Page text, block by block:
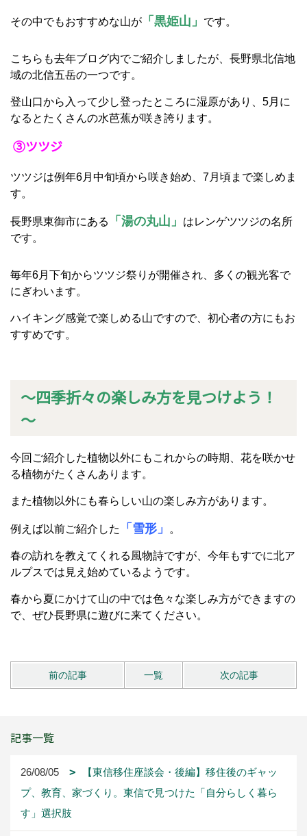
その中でもおすすめな山が 「黒姫山」 です。
こちらも去年ブログ内でご紹介しましたが、長野県北信地
域の北信五岳の一つです。
登山口から入って少し登ったところに湿原があり、5月に
なるとたくさんの水芭蕉が咲き誇ります。
③ツツジ
ツツジは例年6月中旬頃から咲き始め、7月頃まで楽しめま
す。
長野県東御市にある 「湯の丸山」
はレンゲツツジの名所
です。
毎年6月下旬からツツジ祭りが開催され、多くの観光客で
にぎわいます。
ハイキング感覚で楽しめる山ですので、初心者の方にもお
すすめです。
～四季折々の楽しみ方を見つけよう！
～
今回ご紹介した植物以外にもこれからの時期、花を咲かせ
る植物がたくさんあります。
また植物以外にも春らしい山の楽しみ方があります。
例えば以前ご紹介した 「雪形」 。
春の訪れを教えてくれる風物詩ですが、今年もすでに北ア
ルプスでは見え始めているようです。
春から夏にかけて山の中では色々な楽しみ方ができますの
で、ぜひ長野県に遊びに来てください。
前の記事 一覧 次の記事
記事一覧
26/08/05
【東信移住座談会・後編】移住後のギャッ
プ、教育、家づくり。東信で見つけた「自分らしく暮ら
す」選択肢